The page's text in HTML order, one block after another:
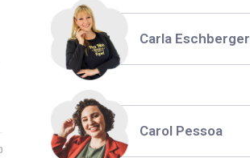
Carla Eschberger
Carol Pessoa